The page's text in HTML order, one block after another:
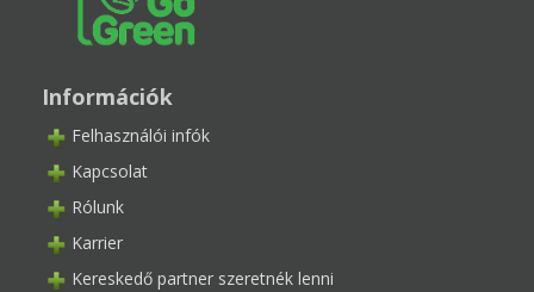
Információk
Felhasználói infók
Kapcsolat
Rólunk
Karrier
Kereskedő partner szeretnék lenni